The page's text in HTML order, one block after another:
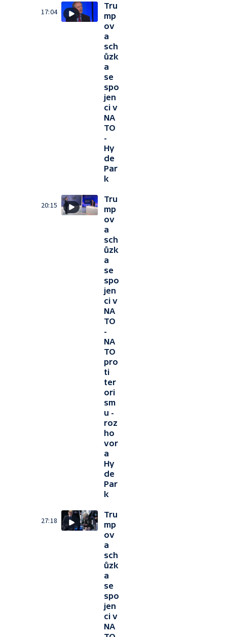
17:04
Tru
mp
ov
a
sch
ůzk
a
se
spo
jen
ci v
NA
TO
-
Hy
de
Par
k
20:15
Tru
mp
ov
a
sch
ůzk
a
se
spo
jen
ci v
NA
TO
-
NA
TO
pro
ti
ter
ori
sm
u -
roz
ho
vor
a
Hy
de
Par
k
27:18
Tru
mp
ov
a
sch
ůzk
a
se
spo
jen
ci v
NA